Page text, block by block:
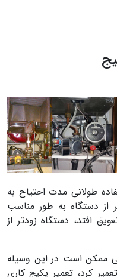
طولانی مدت احتیاج به
از دستگاه به طور مناسب
افتد، دستگاه زودتر از
ممکن است در این وسیله
کرد، تعمیر پکیج کاری